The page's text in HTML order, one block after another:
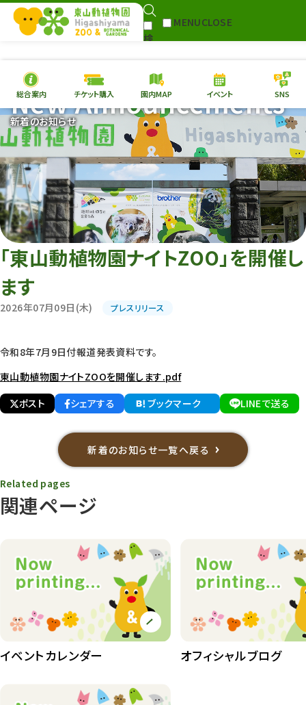
検
MENUCLOSE
本日の開園情報 チケ
園内MAP イベント
総合案内
動物園 植物園
再生プラン
東山動植物園
への支援
環境教育
総合案内 チケット購入 園内MAP イベント SNS
新着のお知らせ
New Announcements
「東山動植物園ナイトZOO」を開催し
ます
2026年07月09日(木) プレスリリース
令和8年7月9日付報道発表資料です。
東山動植物園ナイトZOOを開催します.pdf
ポスト
シェアする ブックマーク LINEで送る
新着のお知らせ一覧へ戻る
関連ページ
Related pages
イベントカレンダー オフィシャルブログ